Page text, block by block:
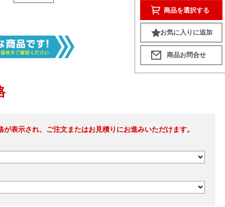
表示され、ご注文またはお見積りにお進みいただけます。
商品を選択する
お気に入りに追加